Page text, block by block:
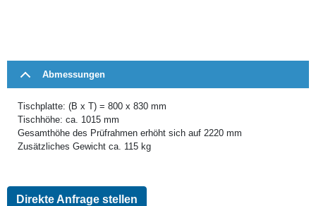
Abmessungen
Tischplatte: (B x T) = 800 x 830 mm
Tischhöhe: ca. 1015 mm
Gesamthöhe des Prüfrahmen erhöht sich auf 2220 mm
Zusätzliches Gewicht ca. 115 kg
Direkte Anfrage stellen